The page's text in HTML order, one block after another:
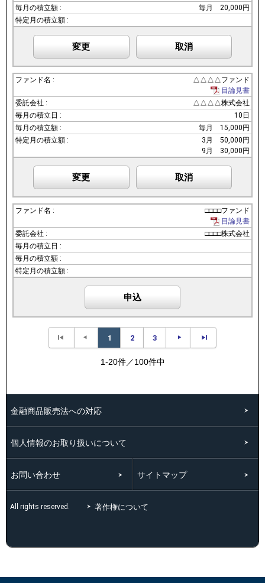
毎月
20,000円
変更 取消
△△△△ファンド
目論見書
△△△△株式会社
10日
毎月
15,000円
3月
50,000円
9月
30,000円
変更 取消
□□□□ファンド
目論見書
□□□□株式会社
申込
1 2 3
1-20件／100件中
金融商品販売法への対応
個人情報のお取り扱いについて
お問い合わせ サイトマップ
All rights reserved. 著作権について